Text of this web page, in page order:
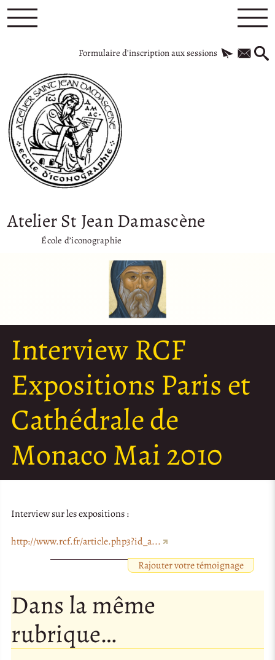
Formulaire d’inscription aux sessions
Atelier St Jean Damascène
École d’iconographie
Interview RCF
Expositions Paris et
Cathédrale de
Monaco Mai 2010
Interview sur les expositions :
http://www.rcf.fr/article.php3?id_a...
Rajouter votre témoignage
Dans la même
rubrique…